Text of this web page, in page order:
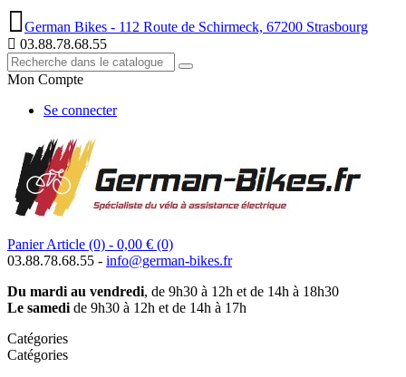
German Bikes - 112 Route de Schirmeck, 67200 Strasbourg
03.88.78.68.55
Mon Compte
Se connecter
Panier Article (0) - 0,00 € (0)
03.88.78.68.55 - info@german-bikes.fr
Du mardi au vendredi, de 9h30 à 12h et de 14h à 18h30
Le samedi de 9h30 à 12h et de 14h à 17h
Catégories
Catégories